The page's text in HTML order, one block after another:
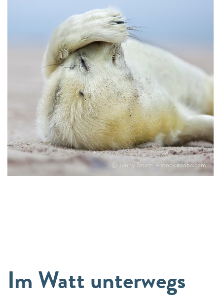
© Jenny Sturm – stock.adobe.com
Im Watt unterwegs